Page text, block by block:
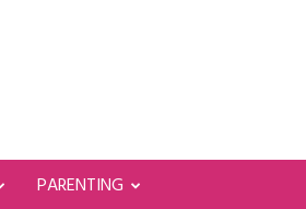
PARENTING